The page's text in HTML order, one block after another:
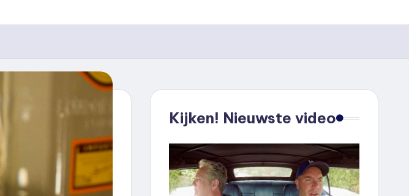
Kijken! Nieuwste video